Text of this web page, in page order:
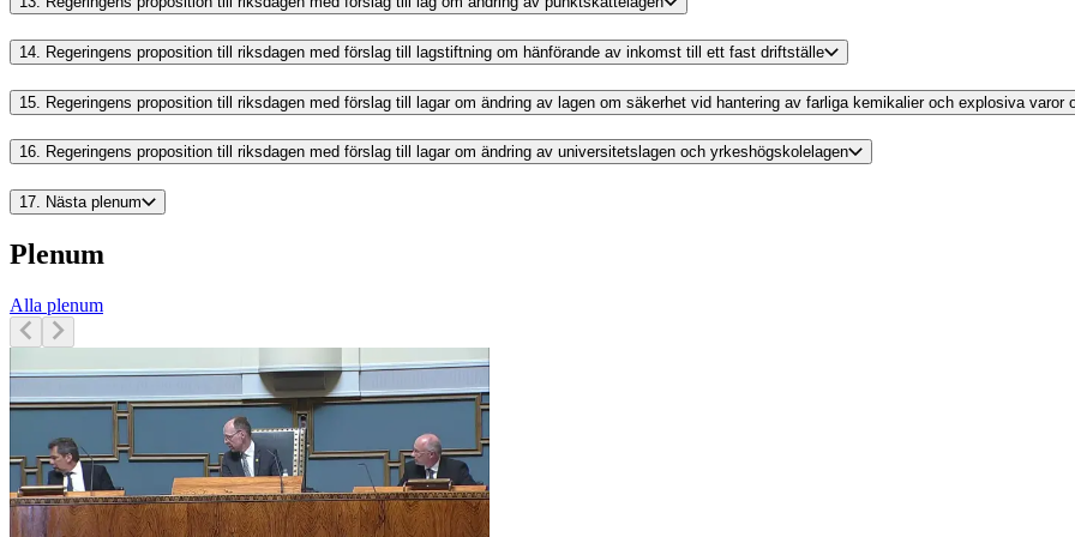
14. Regeringens proposition till riksdagen med förslag till lagstiftning om hänförande av inkomst till ett fast driftställe
15. Regeringens proposition till riksdagen med förslag till lagar om ändring av lagen om säkerhet vid hantering av farliga kemikalier och explosiva varor
16. Regeringens proposition till riksdagen med förslag till lagar om ändring av universitetslagen och yrkeshögskolelagen
17. Nästa plenum
Plenum
Alla plenum